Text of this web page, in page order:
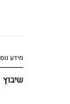
מידע
שיבוץ